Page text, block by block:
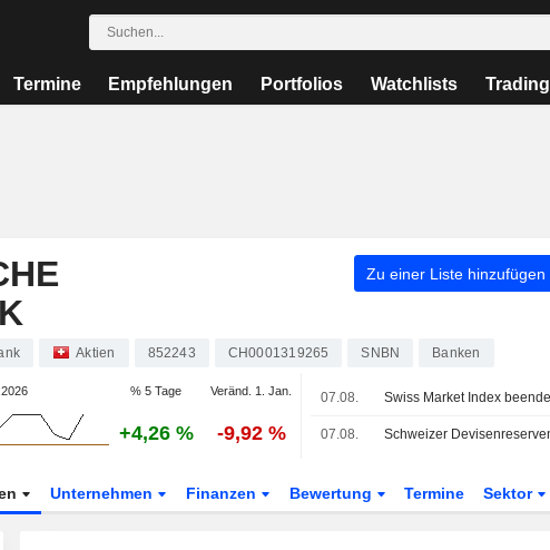
Termine Empfehlungen Portfolios Watchlists Trading
Zu einer Liste hinzufügen
Aktien 852243 CH0001319265 SNBN Banken
% 5 Tage Veränd. 1. Jan.
+4,26 % -9,92 %
07.08.
07.08.
Unternehmen Finanzen Bewertung Termine Sektor